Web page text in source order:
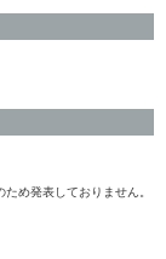
め発表しておりません。